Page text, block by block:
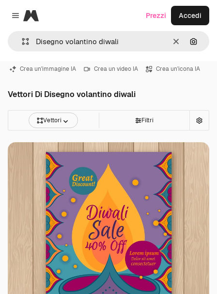
Close menu
Magnific
CancellaCerca
Prezzi Accedi
Crea un'immagine IA Crea un video IA Crea un'icona IA
Vettori Di Disegno volantino diwali
Vettori Filtri